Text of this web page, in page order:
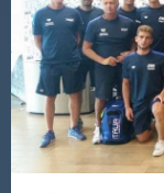
Artistico
Fondo